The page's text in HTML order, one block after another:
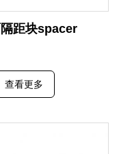
距块spacer
查看更多